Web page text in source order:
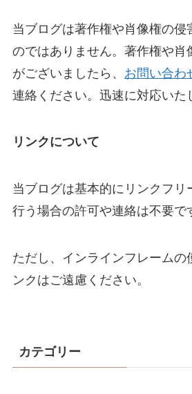
当ブログは著作権や肖像権の侵
のではありません。著作権や肖
がございましたら、 お問い合わ
連絡ください。迅速に対応いた
リンクについて
当ブログは基本的にリンクフリ
行う場合の許可や連絡は不要で
ただし、インラインフレームの
ンクはご遠慮ください。
カテゴリー